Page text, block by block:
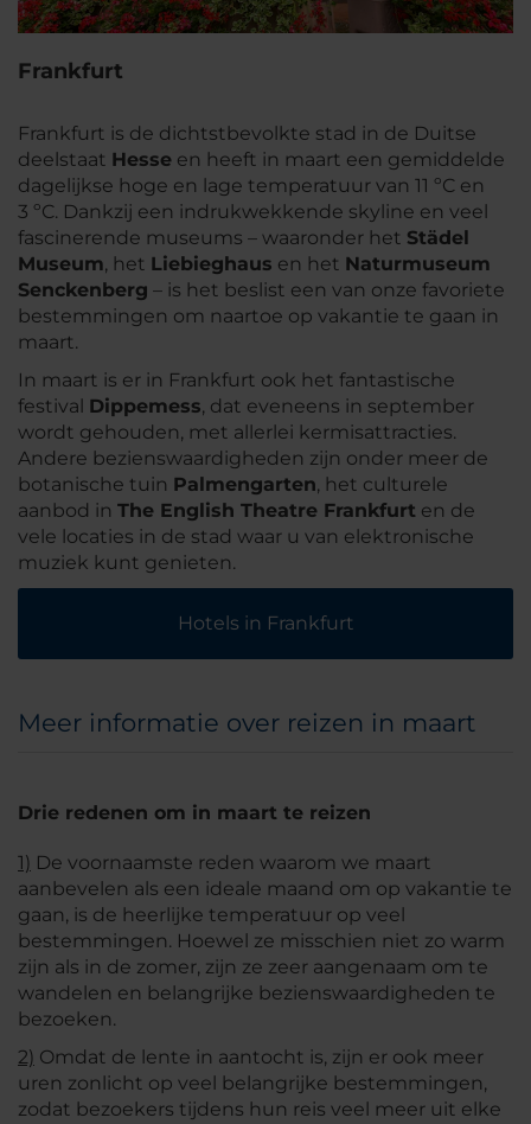
Frankfurt
Frankfurt is de dichtstbevolkte stad in de Duitse
deelstaat Hesse en heeft in maart een gemiddelde
dagelijkse hoge en lage temperatuur van 11 ºC en
3 ºC. Dankzij een indrukwekkende skyline en veel
fascinerende museums – waaronder het Städel
Museum, het Liebieghaus en het Naturmuseum
Senckenberg – is het beslist een van onze favoriete
bestemmingen om naartoe op vakantie te gaan in
maart.
In maart is er in Frankfurt ook het fantastische
festival Dippemess, dat eveneens in september
wordt gehouden, met allerlei kermisattracties.
Andere bezienswaardigheden zijn onder meer de
botanische tuin Palmengarten, het culturele
aanbod in The English Theatre Frankfurt en de
vele locaties in de stad waar u van elektronische
muziek kunt genieten.
Hotels in Frankfurt
Meer informatie over reizen in maart
Drie redenen om in maart te reizen
1) De voornaamste reden waarom we maart
aanbevelen als een ideale maand om op vakantie te
gaan, is de heerlijke temperatuur op veel
bestemmingen. Hoewel ze misschien niet zo warm
zijn als in de zomer, zijn ze zeer aangenaam om te
wandelen en belangrijke bezienswaardigheden te
bezoeken.
2) Omdat de lente in aantocht is, zijn er ook meer
uren zonlicht op veel belangrijke bestemmingen,
zodat bezoekers tijdens hun reis veel meer uit elke